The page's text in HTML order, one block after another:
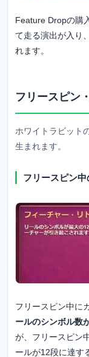
Feature Dropの購
て走る演出が入り
れます。
フリースピン
ホワイトラビット
生まれます。
フリースピン
フリースピン中に
ールのシンボル数
が、フリースピン
ールが12段に達す